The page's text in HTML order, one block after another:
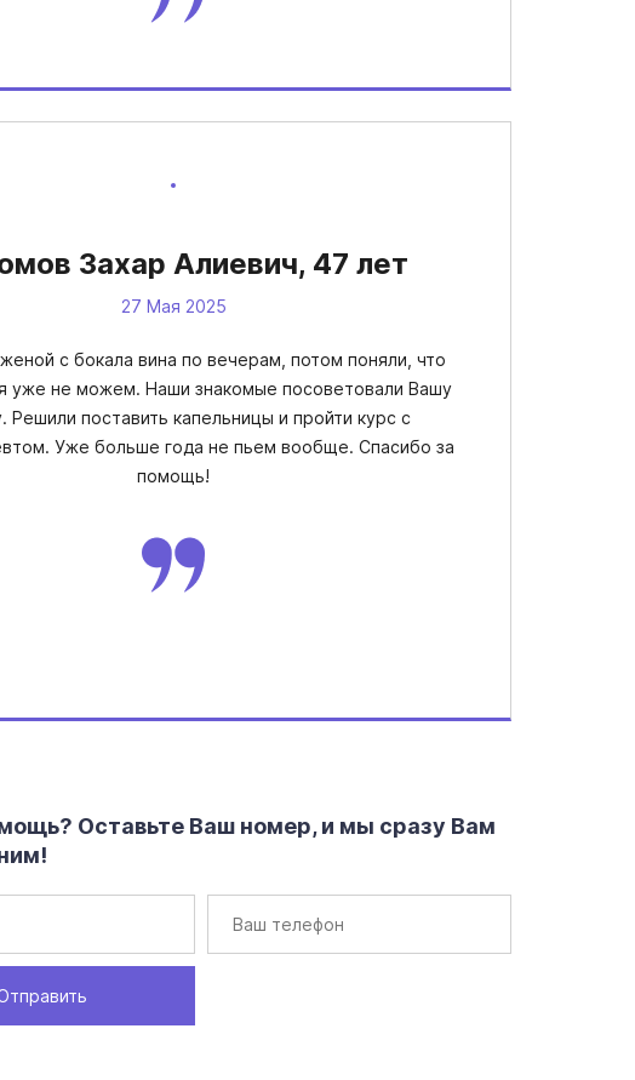
Захар Алиевич, 47 лет
27 Мая 2025
с бокала вина по вечерам, потом поняли, что
уже не можем. Наши знакомые посоветовали Вашу
Решили поставить капельницы и пройти курс с
Уже больше года не пьем вообще. Спасибо за
помощь!
Оставьте Ваш номер, и мы сразу Вам